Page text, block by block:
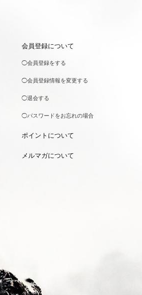
会員登録について
◯会員登録をする
◯会員登録情報を変更する
◯退会する
◯パスワードをお忘れの場合
ポイントについて
メルマガについて